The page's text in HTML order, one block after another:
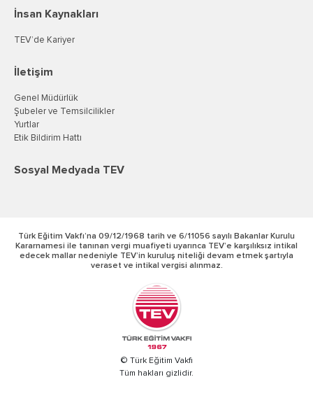
İnsan Kaynakları
TEV’de Kariyer
İletişim
Genel Müdürlük
Şubeler ve Temsilcilikler
Yurtlar
Etik Bildirim Hattı
Sosyal Medyada TEV
Türk Eğitim Vakfı’na 09/12/1968 tarih ve 6/11056 sayılı Bakanlar Kurulu
Kararnamesi ile tanınan vergi muafiyeti uyarınca TEV’e karşılıksız intikal
edecek mallar nedeniyle TEV’in kuruluş niteliği devam etmek şartıyla
veraset ve intikal vergisi alınmaz.
© Türk Eğitim Vakfı
Tüm hakları gizlidir.